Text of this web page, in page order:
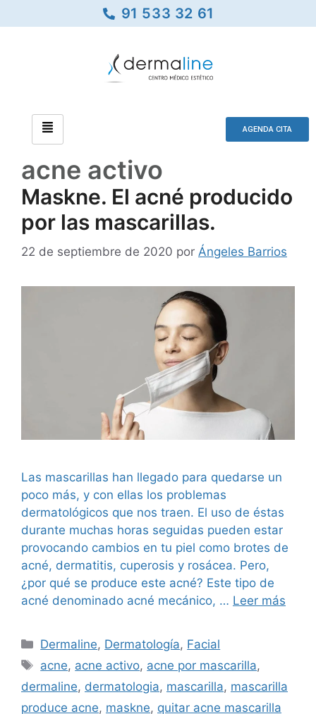
91 533 32 61
AGENDA CITA
acne activo
Maskne. El acné producido
por las mascarillas.
22 de septiembre de 2020 por Ángeles Barrios
Las mascarillas han llegado para quedarse un
poco más, y con ellas los problemas
dermatológicos que nos traen. El uso de éstas
durante muchas horas seguidas pueden estar
provocando cambios en tu piel como brotes de
acné, dermatitis, cuperosis y rosácea. Pero,
¿por qué se produce este acné? Este tipo de
acné denominado acné mecánico, … Leer más
Dermaline, Dermatología, Facial
acne, acne activo, acne por mascarilla,
dermaline, dermatologia, mascarilla, mascarilla
produce acne, maskne, quitar acne mascarilla